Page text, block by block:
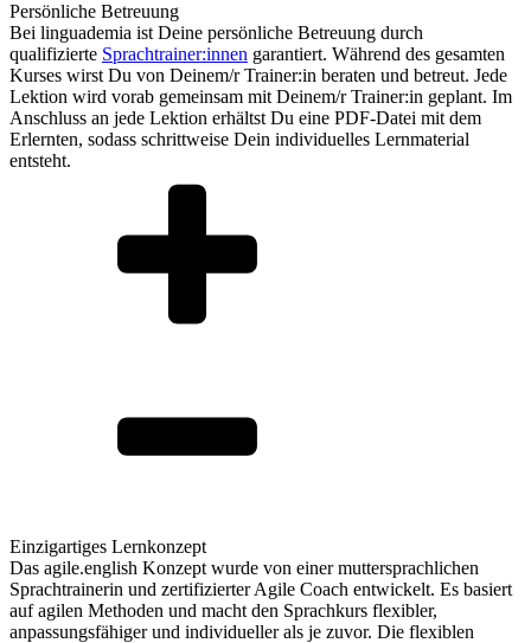
Persönliche Betreuung
Bei linguademia ist Deine persönliche Betreuung durch
qualifizierte Sprachtrainer:innen garantiert. Während des gesamten
Kurses wirst Du von Deinem/r Trainer:in beraten und betreut. Jede
Lektion wird vorab gemeinsam mit Deinem/r Trainer:in geplant. Im
Anschluss an jede Lektion erhältst Du eine PDF-Datei mit dem
Erlernten, sodass schrittweise Dein individuelles Lernmaterial
entsteht.
Einzigartiges Lernkonzept
Das agile.english Konzept wurde von einer muttersprachlichen
Sprachtrainerin und zertifizierter Agile Coach entwickelt. Es basiert
auf agilen Methoden und macht den Sprachkurs flexibler,
anpassungsfähiger und individueller als je zuvor. Die flexiblen